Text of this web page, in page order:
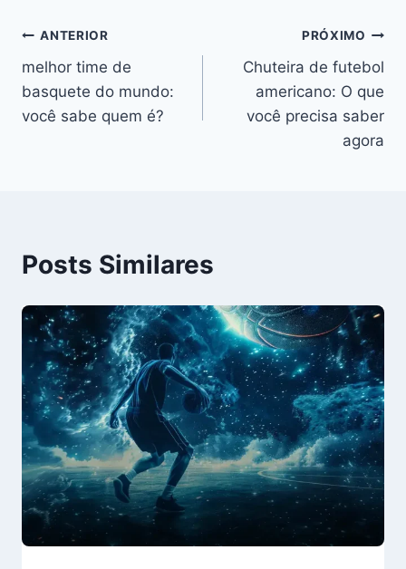
Navegação
de
Post
ANTERIOR
melhor time de
basquete do mundo:
você sabe quem é?
PRÓXIMO
Chuteira de futebol
americano: O que
você precisa saber
agora
Posts Similares